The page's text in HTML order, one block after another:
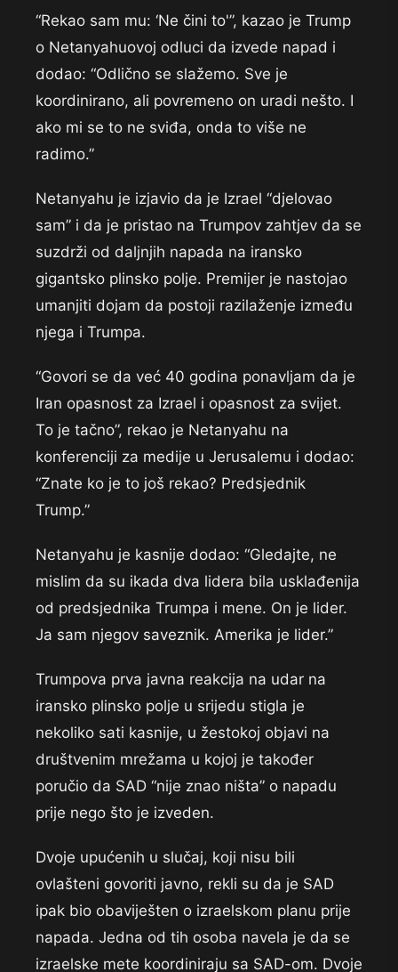
“Rekao sam mu: ‘Ne čini to'”, kazao je Trump
o Netanyahuovoj odluci da izvede napad i
dodao: “Odlično se slažemo. Sve je
koordinirano, ali povremeno on uradi nešto. I
ako mi se to ne sviđa, onda to više ne
radimo.”
Netanyahu je izjavio da je Izrael “djelovao
sam” i da je pristao na Trumpov zahtjev da se
suzdrži od daljnjih napada na iransko
gigantsko plinsko polje. Premijer je nastojao
umanjiti dojam da postoji razilaženje između
njega i Trumpa.
“Govori se da već 40 godina ponavljam da je
Iran opasnost za Izrael i opasnost za svijet.
To je tačno”, rekao je Netanyahu na
konferenciji za medije u Jerusalemu i dodao:
“Znate ko je to još rekao? Predsjednik
Trump.”
Netanyahu je kasnije dodao: “Gledajte, ne
mislim da su ikada dva lidera bila usklađenija
od predsjednika Trumpa i mene. On je lider.
Ja sam njegov saveznik. Amerika je lider.”
Trumpova prva javna reakcija na udar na
iransko plinsko polje u srijedu stigla je
nekoliko sati kasnije, u žestokoj objavi na
društvenim mrežama u kojoj je također
poručio da SAD “nije znao ništa” o napadu
prije nego što je izveden.
Dvoje upućenih u slučaj, koji nisu bili
ovlašteni govoriti javno, rekli su da je SAD
ipak bio obaviješten o izraelskom planu prije
napada. Jedna od tih osoba navela je da se
izraelske mete koordiniraju sa SAD-om. Dvoje